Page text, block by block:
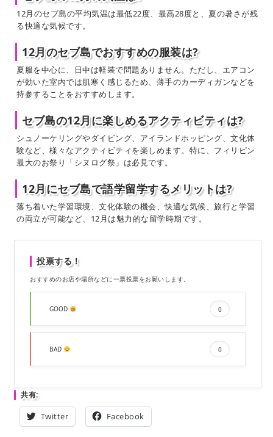
12月のセブ島の平均気温は最低22度、最高28度と、夏の暑さが残
る快適な気候です。
12月のセブ島でおすすめの服装は?
夏服を中心に、日中は軽装で問題ありません。ただし、エアコン
が効いた室内では肌寒く感じるため、薄手のカーディガンなどを
持参することをおすすめします。
セブ島の12月に楽しめるアクティビティは?
シュノーケリングやダイビング、アイランドホッピング、文化体
験など、様々なアクティビティを楽しめます。特に、フィリピン
最大のお祭り「シヌログ祭」は必見です。
12月にセブ島で語学留学するメリットは?
落ち着いた学習環境、文化体験の機会、快適な気候、旅行と学習
の両立が可能など、12月は魅力的な留学時期です。
投票する！
おすすめのお店や場所などに一票投票をお願いします。
GOOD 0
BAD 0
共有:
Twitter Facebook